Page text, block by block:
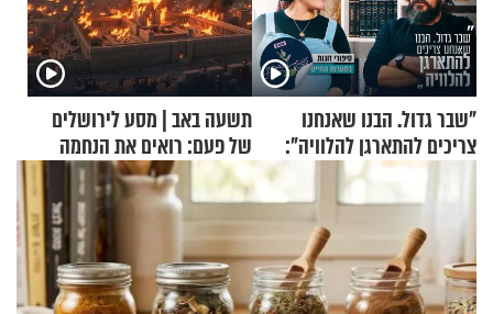
"שבר גדול. הבנו שאנחנו
צריכים להתארגן להלוויה":
זוגיות במבחן, הפעם עם מרים
וגד דנינו
תשעה באב | מסע לירושלים
של פעם: רואים את הנחמה